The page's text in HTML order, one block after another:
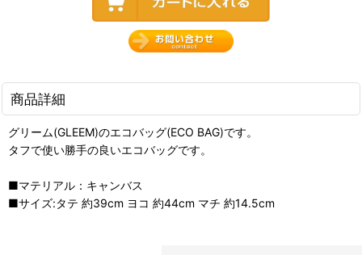
商品詳細
グリーム(GLEEM)のエコバッグ(ECO BAG)です。
タフで使い勝手の良いエコバッグです。
■マテリアル：キャンバス
■サイズ:タテ 約39cm ヨコ 約44cm マチ 約14.5cm